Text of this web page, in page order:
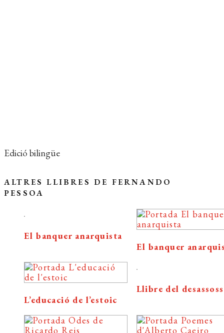
Edició bilingüe
ALTRES LLIBRES DE FERNANDO
PESSOA
El banquer anarquista
El banquer
L’educació de l’estoic
Llibre del